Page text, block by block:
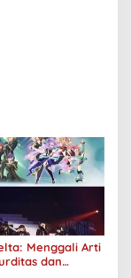
Menggali Arti
dan